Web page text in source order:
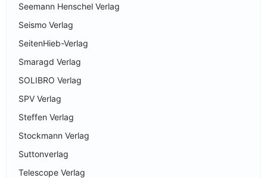
Seemann Henschel Verlag
Seismo Verlag
SeitenHieb-Verlag
Smaragd Verlag
SOLIBRO Verlag
SPV Verlag
Steffen Verlag
Stockmann Verlag
Suttonverlag
Telescope Verlag